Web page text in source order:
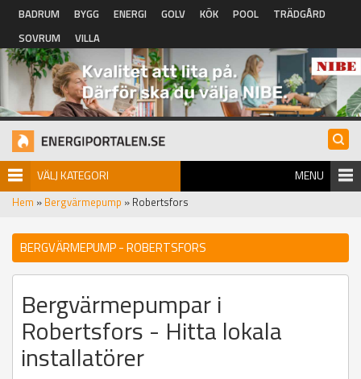
Hoppa till huvudinnehåll
BADRUM BYGG ENERGI GOLV KÖK POOL
TRÄDGÅRD
SOVRUM
VILLA
VÄLJ KATEGORI MENU
Hem » Bergvärmepump » Robertsfors
BERGVÄRMEPUMP - ROBERTSFORS
Bergvärmepumpar i
Robertsfors - Hitta lokala
installatörer